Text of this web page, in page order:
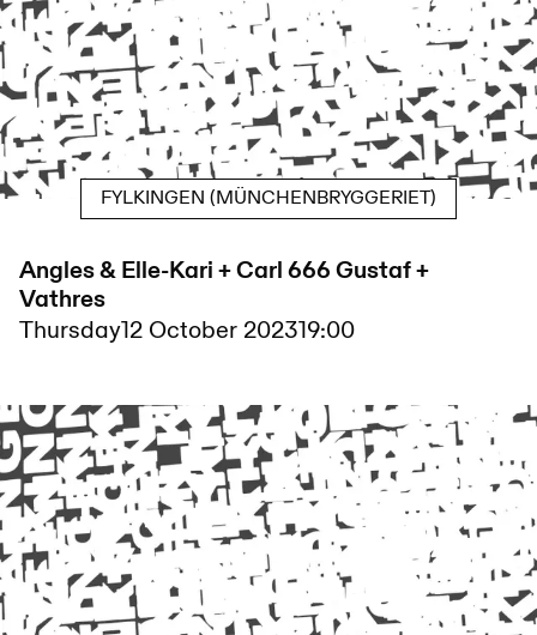
FYLKINGEN (MÜNCHENBRYGGERIET)
Angles & Elle-Kari + Carl 666 Gustaf +
Vathres
Thursday12 October 202319:00